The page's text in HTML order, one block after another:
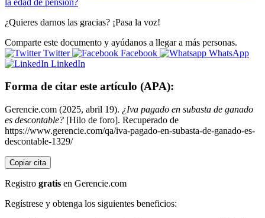
¿Quieres darnos las gracias? ¡Pasa la voz!
Comparte este documento y ayúdanos a llegar a más personas.
Twitter
Facebook
WhatsApp
LinkedIn
Forma de citar este artículo (APA):
Gerencie.com (2025, abril 19). ¿Iva pagado en subasta de ganado
es descontable? [Hilo de foro]. Recuperado de
https://www.gerencie.com/qa/iva-pagado-en-subasta-de-ganado-es-
descontable-1329/
Copiar cita
Registro gratis en Gerencie.com
Regístrese y obtenga los siguientes beneficios: